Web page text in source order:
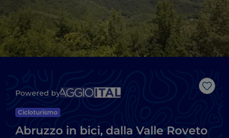
Like
Powered by
Cicloturismo
Abruzzo in bici, dalla Valle Roveto